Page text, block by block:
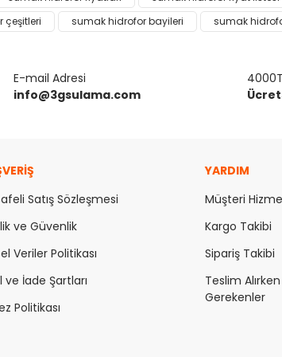
Bu ürüne ilk yorumu siz yapın!
çeşitleri sumak hidrofor bayileri sumak
E-mail Adresi
info@3gsulama.com
Satış Sözleşmesi
ve Güvenlik
Veriler Politikası
ve İade Şartları
Politikası
YARDIM
Müşteri
Kargo Takibi
Sipariş Takibi
Teslim
Gerekenler